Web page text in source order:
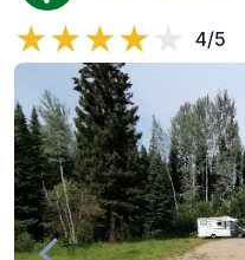
4/5